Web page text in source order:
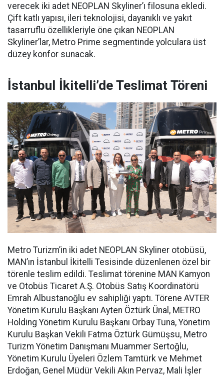
verecek iki adet NEOPLAN Skyliner’ı filosuna ekledi.
Çift katlı yapısı, ileri teknolojisi, dayanıklı ve yakıt
tasarruflu özellikleriyle öne çıkan NEOPLAN
Skyliner’lar, Metro Prime segmentinde yolculara üst
düzey konfor sunacak.
İstanbul İkitelli’de Teslimat Töreni
Metro Turizm’in iki adet NEOPLAN Skyliner otobüsü,
MAN’ın İstanbul İkitelli Tesisinde düzenlenen özel bir
törenle teslim edildi. Teslimat törenine MAN Kamyon
ve Otobüs Ticaret A.Ş. Otobüs Satış Koordinatörü
Emrah Albustanoğlu ev sahipliği yaptı. Törene AVTER
Yönetim Kurulu Başkanı Ayten Öztürk Ünal, METRO
Holding Yönetim Kurulu Başkanı Orbay Tuna, Yönetim
Kurulu Başkan Vekili Fatma Öztürk Gümüşsu, Metro
Turizm Yönetim Danışmanı Muammer Sertoğlu,
Yönetim Kurulu Üyeleri Özlem Tamtürk ve Mehmet
Erdoğan, Genel Müdür Vekili Akın Pervaz, Mali İşler